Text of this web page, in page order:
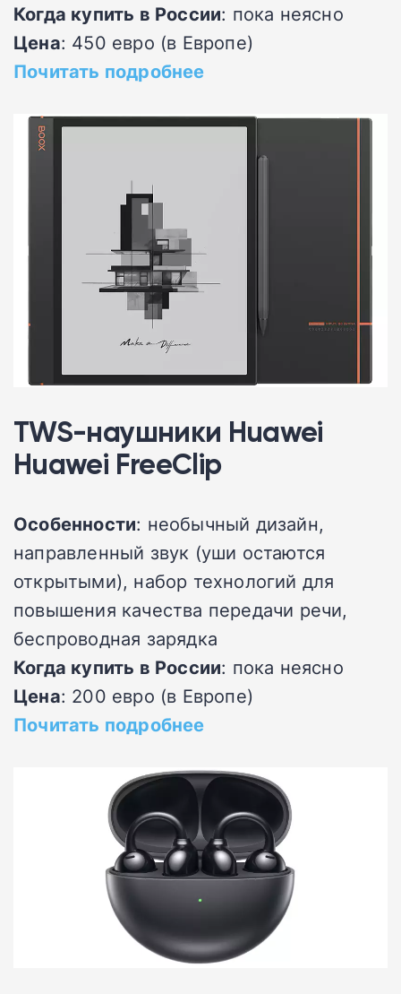
Когда купить в России: пока неясно
Цена: 450 евро (в Европе)
Почитать подробнее
TWS-наушники Huawei
Huawei FreeClip
Особенности: необычный дизайн,
направленный звук (уши остаются
открытыми), набор технологий для
повышения качества передачи речи,
беспроводная зарядка
Когда купить в России: пока неясно
Цена: 200 евро (в Европе)
Почитать подробнее